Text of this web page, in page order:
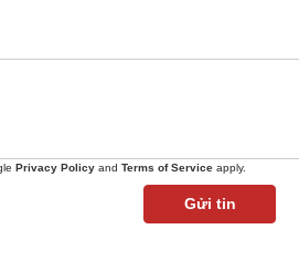
Privacy Policy and Terms of Service apply.
Gửi tin